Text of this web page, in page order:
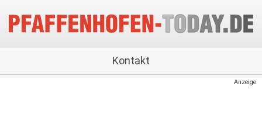
Kontakt
Anzeige